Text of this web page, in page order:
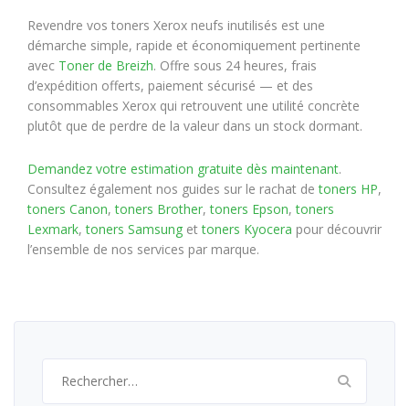
Revendre vos toners Xerox neufs inutilisés est une
démarche simple, rapide et économiquement pertinente
avec Toner de Breizh. Offre sous 24 heures, frais
d’expédition offerts, paiement sécurisé — et des
consommables Xerox qui retrouvent une utilité concrète
plutôt que de perdre de la valeur dans un stock dormant.
Demandez votre estimation gratuite dès maintenant.
Consultez également nos guides sur le rachat detoners HP,
toners Canon,toners Brother,toners Epson,toners
Lexmark,toners Samsung ettoners Kyocera pour découvrir
l’ensemble de nos services par marque.